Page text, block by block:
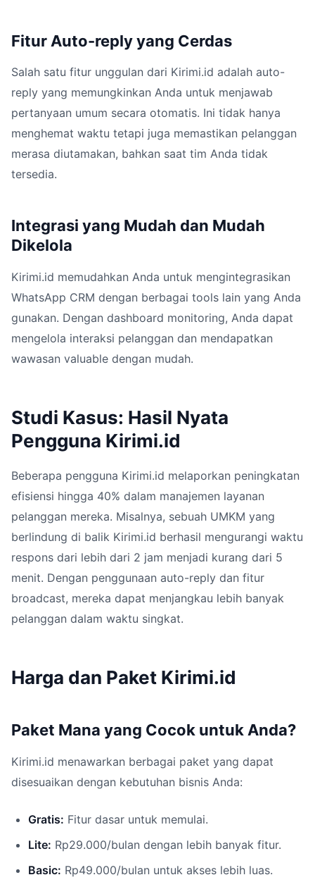
Fitur Auto-reply yang Cerdas
Salah satu fitur unggulan dari Kirimi.id adalah auto-
reply yang memungkinkan Anda untuk menjawab
pertanyaan umum secara otomatis. Ini tidak hanya
menghemat waktu tetapi juga memastikan pelanggan
merasa diutamakan, bahkan saat tim Anda tidak
tersedia.
Integrasi yang Mudah dan Mudah
Dikelola
Kirimi.id memudahkan Anda untuk mengintegrasikan
WhatsApp CRM dengan berbagai tools lain yang Anda
gunakan. Dengan dashboard monitoring, Anda dapat
mengelola interaksi pelanggan dan mendapatkan
wawasan valuable dengan mudah.
Studi Kasus: Hasil Nyata
Pengguna Kirimi.id
Beberapa pengguna Kirimi.id melaporkan peningkatan
efisiensi hingga 40% dalam manajemen layanan
pelanggan mereka. Misalnya, sebuah UMKM yang
berlindung di balik Kirimi.id berhasil mengurangi waktu
respons dari lebih dari 2 jam menjadi kurang dari 5
menit. Dengan penggunaan auto-reply dan fitur
broadcast, mereka dapat menjangkau lebih banyak
pelanggan dalam waktu singkat.
Harga dan Paket Kirimi.id
Paket Mana yang Cocok untuk Anda?
Kirimi.id menawarkan berbagai paket yang dapat
disesuaikan dengan kebutuhan bisnis Anda:
Gratis: Fitur dasar untuk memulai.
Lite: Rp29.000/bulan dengan lebih banyak fitur.
Basic: Rp49.000/bulan untuk akses lebih luas.